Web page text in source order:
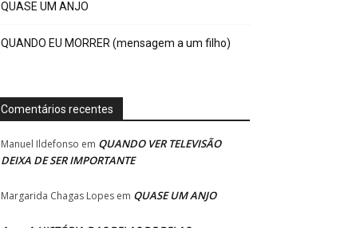
QUASE UM ANJO
QUANDO EU MORRER (mensagem a um filho)
Comentários recentes
Manuel Ildefonso em QUANDO VER TELEVISÃO
DEIXA DE SER IMPORTANTE
Margarida Chagas Lopes em QUASE UM ANJO